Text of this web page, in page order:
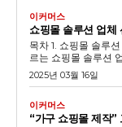
이커머스
쇼핑몰 솔루션 업체
목차 1. 쇼핑몰 솔루션 업체, 왜 아무거나 고르면 안 될까요? 2. 99%가 모
르는 쇼핑몰 솔루션
2025년 03월 16일
이커머스
“가구 쇼핑몰 제작